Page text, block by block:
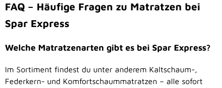
FAQ – Häufige Fragen zu Matratzen bei
Spar Express
Welche Matratzenarten gibt es bei Spar Express?
Im Sortiment findest du unter anderem Kaltschaum-,
Federkern- und Komfortschaummatratzen – alle sofort